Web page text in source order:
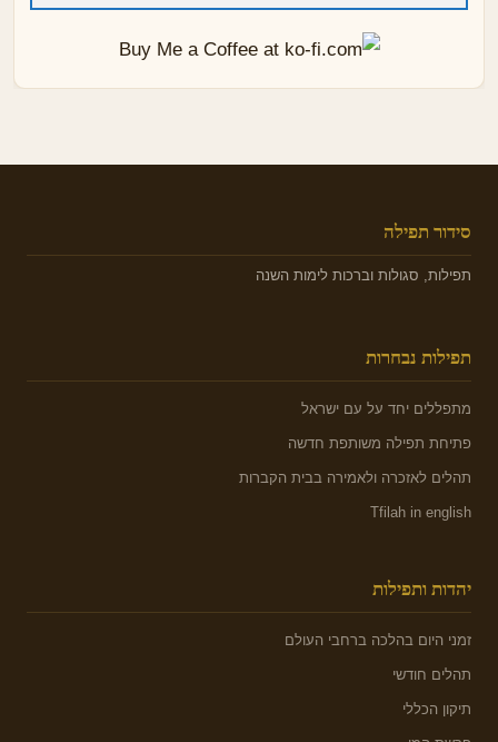
סידור תפילה
תפילות, סגולות וברכות לימות השנה
תפילות נבחרות
מתפללים יחד על עם ישראל
פתיחת תפילה משותפת חדשה
תהלים לאזכרה ולאמירה בבית הקברות
Tfilah in english
יהדות ותפילות
זמני היום בהלכה ברחבי העולם
תהלים חודשי
תיקון הכללי